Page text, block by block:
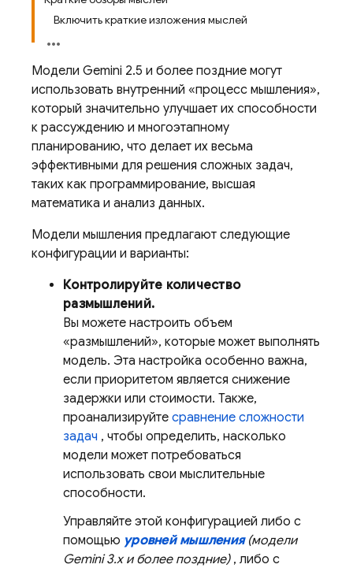
Включить краткие изложения мыслей
Модели Gemini 2.5 и более поздние могут
использовать внутренний «процесс мышления»,
который значительно улучшает их способности
к рассуждению и многоэтапному
планированию, что делает их весьма
эффективными для решения сложных задач,
таких как программирование, высшая
математика и анализ данных.
Модели мышления предлагают следующие
конфигурации и варианты:
Контролируйте количество
размышлений.
Вы можете настроить объем
«размышлений», которые может выполнять
модель. Эта настройка особенно важна,
если приоритетом является снижение
задержки или стоимости. Также,
проанализируйте сравнение сложности
задач , чтобы определить, насколько
модели может потребоваться
использовать свои мыслительные
способности.
Управляйте этой конфигурацией либо с
помощью уровней мышления (модели
Gemini 3.xи более поздние), либо с